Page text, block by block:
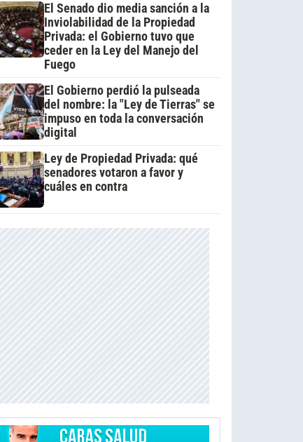
El Senado dio media sanción a la
Inviolabilidad de la Propiedad
Privada: el Gobierno tuvo que
ceder en la Ley del Manejo del
Fuego
El Gobierno perdió la pulseada
del nombre: la "Ley de Tierras" se
impuso en toda la conversación
digital
Ley de Propiedad Privada: qué
senadores votaron a favor y
cuáles en contra